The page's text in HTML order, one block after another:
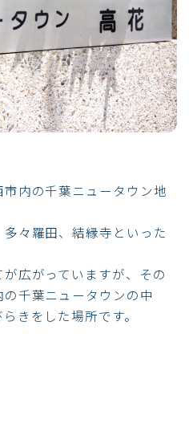
内の千葉ニュータウン地
々羅田、結縁寺といった
広がっていますが、その
千葉ニュータウンの中
きをした場所です。